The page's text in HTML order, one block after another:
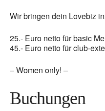
Wir bringen dein Lovebiz
25.- Euro netto für basic
45.- Euro netto für club-
– Women only! –
Buchungen